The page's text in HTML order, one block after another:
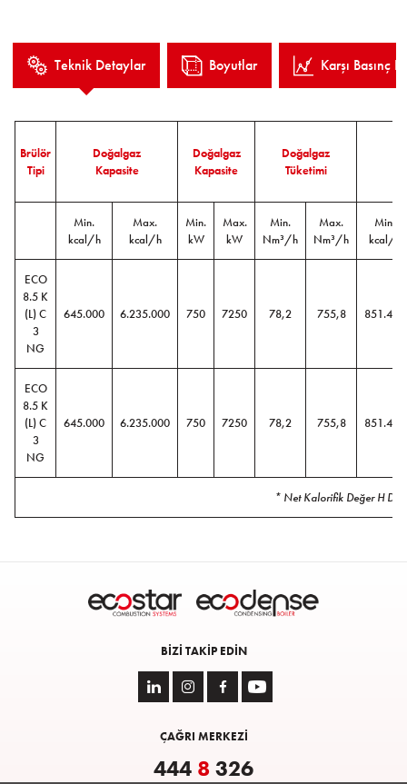
Teknik Detaylar Boyutlar Karşı Basınç
Brülör
Tipi
Doğalgaz
Kapasite
Doğalgaz
Kapasite
Doğalgaz
Tüketimi
Min.
kcal/h
Max.
kcal/h
Min.
kW
Max.
kW
Min.
Nm³/h
Max.
Nm³/h
Min.
kcal/h
ECO
8.5 K
(L) C
3
NG
645.000 6.235.000 750 7250 78,2 755,8 851.400
ECO
8.5 K
(L) C
3
NG
645.000 6.235.000 750 7250 78,2 755,8 851.400
* Net Kalorifik Değer H
BIZI TAKIP EDIN
ÇAĞRI MERKEZİ
444 8326